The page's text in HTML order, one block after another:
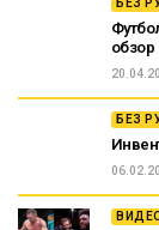
обзор
БЕЗ